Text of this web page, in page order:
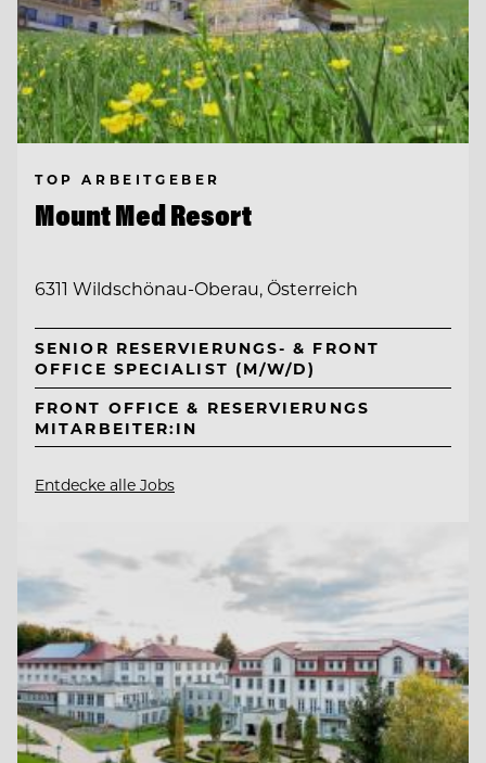
TOP ARBEITGEBER
Mount Med Resort
6311 Wildschönau-Oberau, Österreich
SENIOR RESERVIERUNGS- & FRONT
OFFICE SPECIALIST (M/W/D)
FRONT OFFICE & RESERVIERUNGS
MITARBEITER:IN
Entdecke alle Jobs